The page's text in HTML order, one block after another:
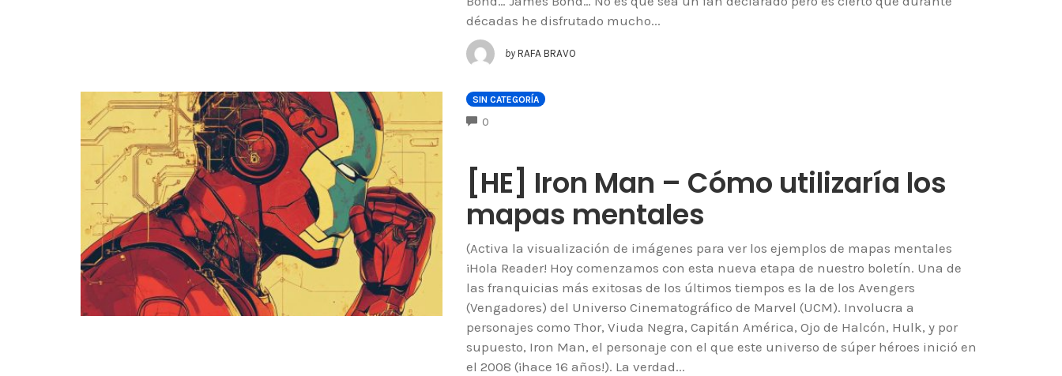
décadas he disfrutado mucho...
by RAFA BRAVO
SIN CATEGORÍA
0
[HE] Iron Man – Cómo utilizaría los
mapas mentales
(Activa la visualización de imágenes para ver los ejemplos de mapas mentales
¡Hola Reader! Hoy comenzamos con esta nueva etapa de nuestro boletín. Una de
las franquicias más exitosas de los últimos tiempos es la de los Avengers
(Vengadores) del Universo Cinematográfico de Marvel (UCM). Involucra a
personajes como Thor, Viuda Negra, Capitán América, Ojo de Halcón, Hulk, y por
supuesto, Iron Man, el personaje con el que este universo de súper héroes inició en
el 2008 (¡hace 16 años!). La verdad...